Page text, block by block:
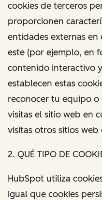
cookies de terceros
proporcionen
entidades externas
este (por ejemplo, en
contenido interactivo
establecen estas
reconocer tu equipo
visitas el sitio web en
visitas otros sitios web
2. QUÉ TIPO DE
HubSpot utiliza
igual que cookies